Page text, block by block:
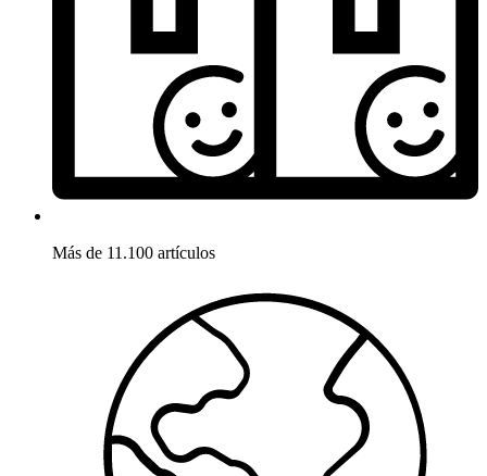
Más de 11.100 artículos